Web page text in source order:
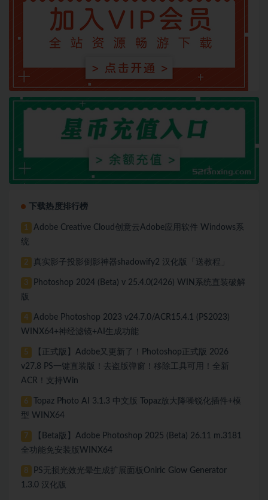
下载热度排行榜
1
Adobe Creative Cloud创意云Adobe应用软件 Windows系
统
2 真实影子投影倒影神器shadowify2 汉化版「送教程」
3
Photoshop 2024 (Beta) v 25.4.0(2426) WIN系统直装破解
版
4
Adobe Photoshop 2023 v24.7.0/ACR15.4.1 (PS2023)
WINX64+神经滤镜+AI生成功能
5
【正式版】Adobe又更新了！Photoshop正式版 2026
v27.8 PS一键直装版！去盗版弹窗！移除工具可用！全新
ACR！支持Win
6
Topaz Photo AI 3.1.3 中文版 Topaz放大降噪锐化插件+模
型 WINX64
7
【Beta版】Adobe Photoshop 2025 (Beta) 26.11 m.3181
全功能免安装版WINX64
8
PS无损光效光晕生成扩展面板Oniric Glow Generator
1.3.0 汉化版